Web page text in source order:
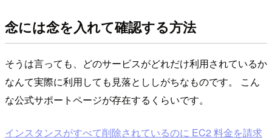
念には念を入れて確認する方法
そうは言っても、どのサービスがどれだけ利用されているか
なんて実際に利用しても見落とししがちなものです。 こん
な公式サポートページが存在するくらいです。
インスタンスがすべて削除されているのに EC2 料金を請求